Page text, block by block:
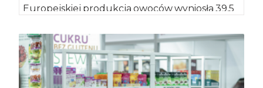
Europejskiej produkcja owoców wyniosła 39,5